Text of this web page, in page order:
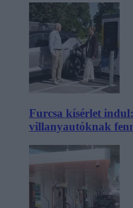
Furcsa kísérlet
villanyautóknak